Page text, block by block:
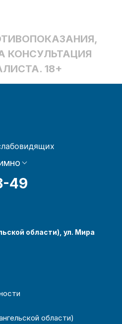
КОНСУЛЬТАЦИЯ
18+
49
области), ул. Мира
области)